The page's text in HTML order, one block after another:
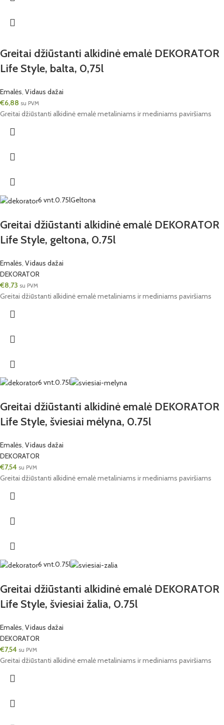
Greitai džiūstanti alkidinė emalė DEKORATOR
Life Style, balta, 0,75l
Emalės, Vidaus dažai
€6,88 su PVM
Greitai džiūstanti alkidinė emalė metaliniams ir mediniams paviršiams
6 vnt.0.75lGeltona
Greitai džiūstanti alkidinė emalė DEKORATOR
Life Style, geltona, 0.75l
Emalės Vidaus dažai
DEKORATOR
€8,73 su PVM
Greitai džiūstanti alkidinė emalė metaliniams ir mediniams paviršiams
6 vnt.0.75l
Greitai džiūstanti alkidinė emalė DEKORATOR
Life Style, šviesiai mėlyna, 0.75l
Emalės, Vidaus dažai
DEKORATOR
€7,54 su PVM
Greitai džiūstanti alkidinė emalė metaliniams ir mediniams paviršiams
6 vnt.0.75l
Greitai džiūstanti alkidinė emalė DEKORATOR
Life Style, šviesiai žalia, 0.75l
Emalės, Vidaus dažai
DEKORATOR
€7,54 su PVM
Greitai džiūstanti alkidinė emalė metaliniams ir mediniams paviršiams